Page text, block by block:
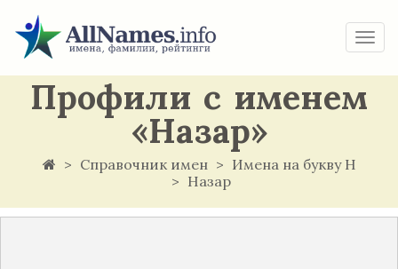
Профили с именем
«Назар»
Справочник имен
Имена на букву Н
Назар